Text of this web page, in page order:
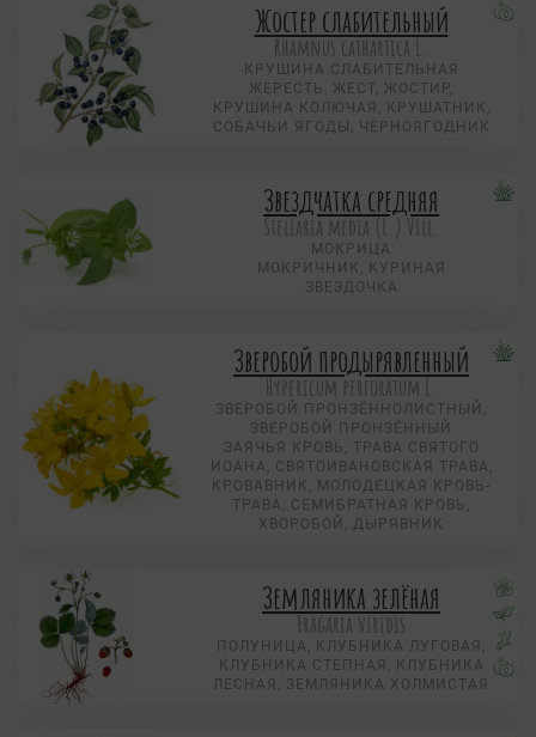
Жостер слабительный
Rhamnus cathartica L.
КРУШИНА СЛАБИТЕЛЬНАЯ
ЖЕРЕСТЬ, ЖЕСТ, ЖОСТИР,
КРУШИНА КОЛЮЧАЯ, КРУШАТНИК,
СОБАЧЬИ ЯГОДЫ, ЧЕРНОЯГОДНИК
Звездчатка средняя
Stellaria media (L.) Vill.
МОКРИЦА
МОКРИЧНИК, КУРИНАЯ
ЗВЕЗДОЧКА
Зверобой продырявленный
Hypericum perforatum L.
ЗВЕРОБОЙ ПРОНЗЁННОЛИСТНЫЙ,
ЗВЕРОБОЙ ПРОНЗЁННЫЙ
ЗАЯЧЬЯ КРОВЬ, ТРАВА СВЯТОГО
ИОАНА, СВЯТОИВАНОВСКАЯ ТРАВА,
КРОВАВНИК, МОЛОДЕЦКАЯ КРОВЬ-
ТРАВА, СЕМИБРАТНАЯ КРОВЬ,
ХВОРОБОЙ, ДЫРЯВНИК
Земляника зелёная
Fragaria viridis
ПОЛУНИЦА, КЛУБНИКА ЛУГОВАЯ,
КЛУБНИКА СТЕПНАЯ, КЛУБНИКА
ЛЕСНАЯ, ЗЕМЛЯНИКА ХОЛМИСТАЯ